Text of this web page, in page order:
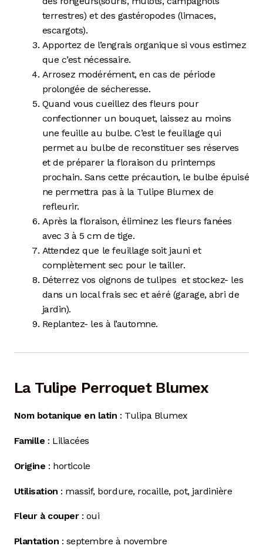
terrestres) et des gastéropodes (limaces,
escargots).
Apportez de l’engrais organique si vous estimez
que c’est nécessaire.
Arrosez modérément, en cas de période
prolongée de sécheresse.
Quand vous cueillez des fleurs pour
confectionner un bouquet, laissez au moins
une feuille au bulbe. C’est le feuillage qui
permet au bulbe de reconstituer ses réserves
et de préparer la floraison du printemps
prochain. Sans cette précaution, le bulbe épuisé
ne permettra pas à la Tulipe Blumex de
refleurir.
Après la floraison, éliminez les fleurs fanées
avec 3 à 5 cm de tige.
Attendez que le feuillage soit jauni et
complètement sec pour le tailler.
Déterrez vos oignons de tulipes et stockez- les
dans un local frais sec et aéré (garage, abri de
jardin).
Replantez- les à l’automne.
La Tulipe Perroquet Blumex
Nom botanique en latin : Tulipa Blumex
Famille : Liliacées
Origine : horticole
Utilisation : massif, bordure, rocaille, pot, jardinière
Fleur à couper : oui
Plantation : septembre à novembre